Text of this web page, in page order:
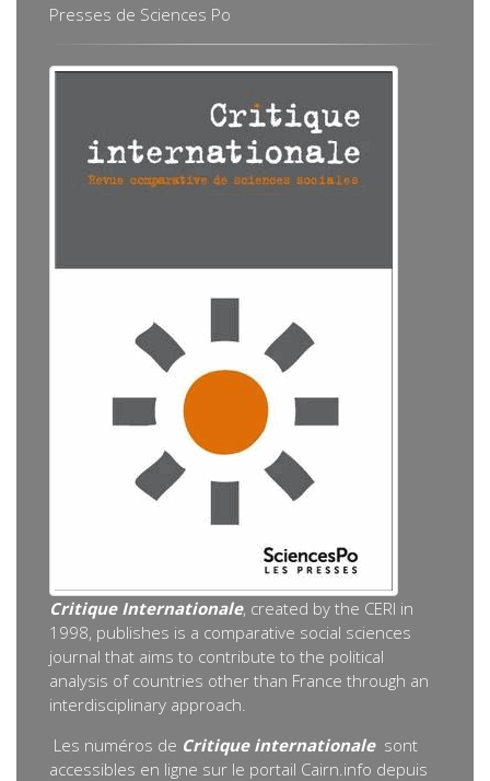
Presses de Sciences Po
Critique Internationale, created by the CERI in
1998, publishes is a comparative social sciences
journal that aims to contribute to the political
analysis of countries other than France through an
interdisciplinary approach.
Les numéros de Critique internationale sont
accessibles en ligne sur le portail Cairn.info depuis